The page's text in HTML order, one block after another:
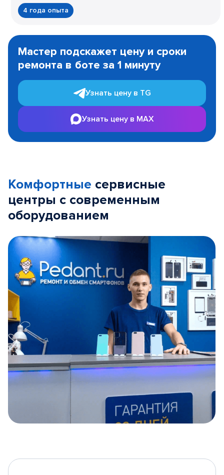
4 года опыта
1
Мастер подскажет цену и сроки
ремонта в боте за 1 минуту
Узнать цену в TG
Узнать цену в MAX
Комфортные сервисные
центры с современным
оборудованием
5